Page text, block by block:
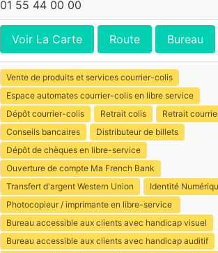
01 55 44 00 00
Voir La Carte Route Bureau
Vente de produits et services courrier-colis
Espace automates courrier-colis en libre service
Dépôt courrier-colis
Retrait colis
Retrait
Conseils bancaires
Distributeur de billets
Dépôt de chèques en libre-service
Ouverture de compte Ma French Bank
Transfert d'argent Western Union
Identité
Photocopieur / imprimante en libre-service
Bureau accessible aux clients avec handicap visuel
Bureau accessible aux clients avec handicap auditif